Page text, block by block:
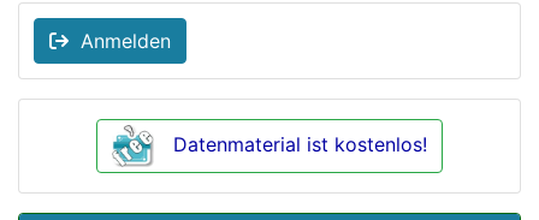
Anmelden
Datenmaterial ist kostenlos!